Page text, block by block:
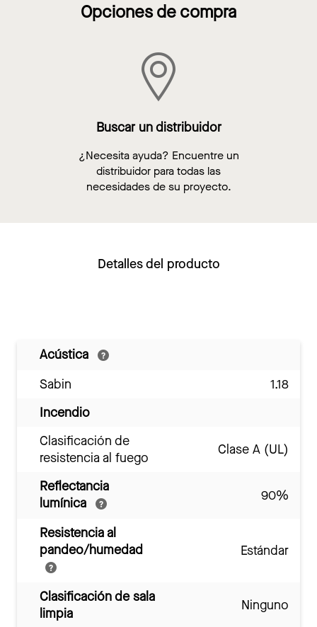
Opciones de compra
Buscar un distribuidor
¿Necesita ayuda? Encuentre un
distribuidor para todas las
necesidades de su proyecto.
Detalles del producto
Acústica
Sabin
1.18
Incendio
Clasificación de
resistencia al fuego
Clase A (UL)
Reflectancia
lumínica
90%
Resistencia al
pandeo/humedad
Estándar
Clasificación de sala
limpia
Ninguno